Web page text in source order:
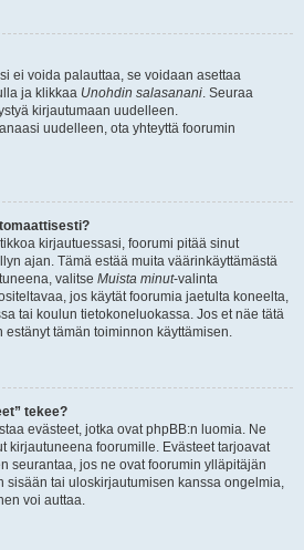
ei voida palauttaa, se voidaan asettaa
ja klikkaa Unohdin salasanani. Seuraa
kirjautumaan uudelleen.
uudelleen, ota yhteyttä foorumin
kirjautuessasi, foorumi pitää sinut
ajan. Tämä estää muita väärinkäyttämästä
valitse Muista minut-valinta
jos käytät foorumia jaetulta koneelta,
tai koulun tietokoneluokassa. Jos et näe tätä
tämän toiminnon käyttämisen.
tekee?
evästeet, jotka ovat phpBB:n luomia. Ne
kirjautuneena foorumille. Evästeet tarjoavat
seurantaa, jos ne ovat foorumin ylläpitäjän
sisään tai uloskirjautumisen kanssa ongelmia,
voi auttaa.